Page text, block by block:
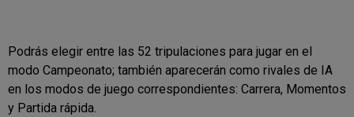
Podrás elegir entre las 52 tripulaciones para jugar en el
modo Campeonato; también aparecerán como rivales de IA
en los modos de juego correspondientes: Carrera, Momentos
y Partida rápida.